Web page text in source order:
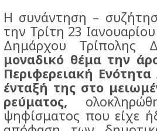
Η συνάντηση –
την Τρίτη 23
Δημάρχου
μοναδικό θέμα την
Περιφερειακή
ένταξή της στο
ρεύματος,
ψηφίσματος που είχε